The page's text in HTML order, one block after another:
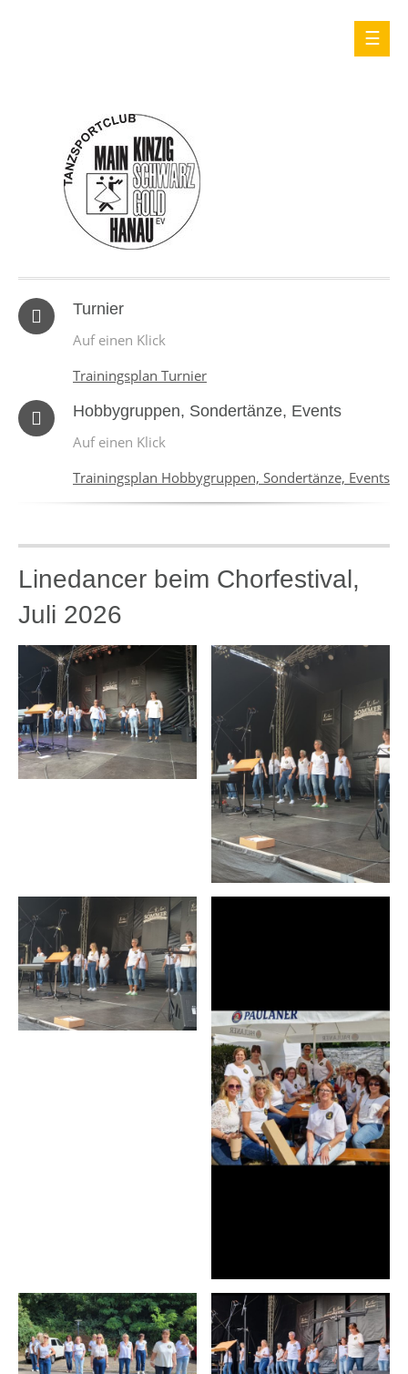
Turnier
Auf einen Klick
Trainingsplan Turnier
Hobbygruppen, Sondertänze, Events
Auf einen Klick
Trainingsplan Hobbygruppen, Sondertänze, Events
Linedancer beim Chorfestival,
Juli 2026